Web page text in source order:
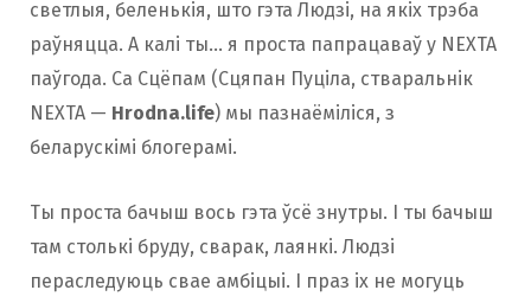
светлыя, беленькія, што гэта Людзі, на якіх трэба
раўняцца. А калі ты… я проста папрацаваў у NEXTA
паўгода. Са Сцёпам (Сцяпан Пуціла, стваральнік
NEXTA — Hrodna.life) мы пазнаёміліся, з
беларускімі блогерамі.
Ты проста бачыш вось гэта ўсё знутры. І ты бачыш
там столькі бруду, сварак, лаянкі. Людзі
пераследуюць свае амбіцыі. І праз іх не могуць